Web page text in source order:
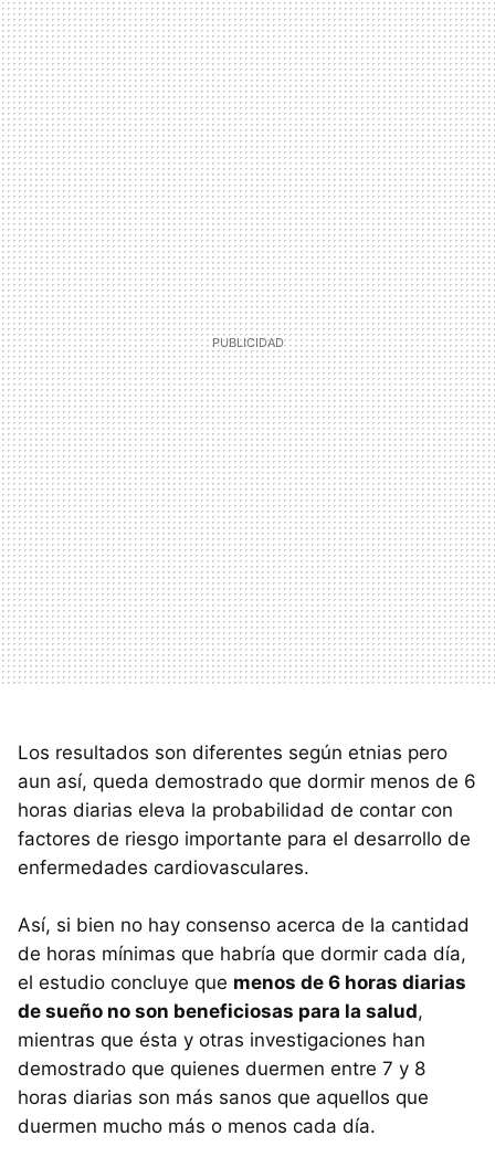
Los resultados son diferentes según etnias pero
aun así, queda demostrado que dormir menos de 6
horas diarias eleva la probabilidad de contar con
factores de riesgo importante para el desarrollo de
enfermedades cardiovasculares.
Así, si bien no hay consenso acerca de la cantidad
de horas mínimas que habría que dormir cada día,
el estudio concluye que menos de 6 horas diarias
de sueño no son beneficiosas para la salud,
mientras que ésta y otras investigaciones han
demostrado que quienes duermen entre 7 y 8
horas diarias son más sanos que aquellos que
duermen mucho más o menos cada día.